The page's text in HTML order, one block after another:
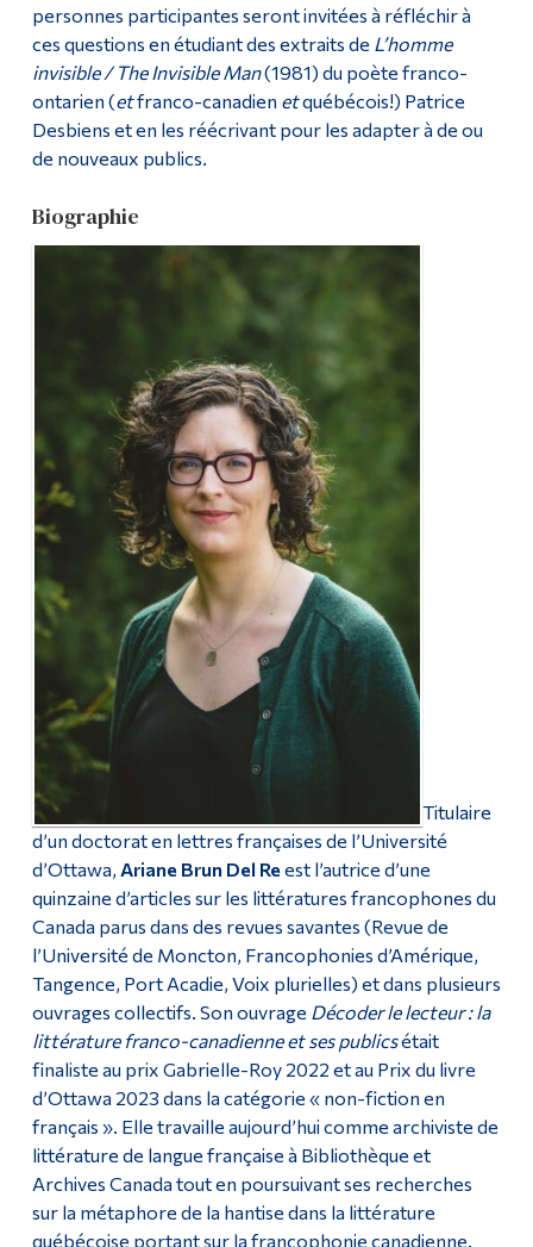
personnes participantes seront invitées à réfléchir à
ces questions en étudiant des extraits de L’homme
invisible / The Invisible Man(1981) du poète franco-
ontarien (etfranco-canadien etquébécois!) Patrice
Desbiens et en les réécrivant pour les adapter à de ou
de nouveaux publics.
Biographie
Titulaire
d’un doctorat en lettres françaises de l’Université
d’Ottawa, Ariane Brun Del Reest l’autrice d’une
quinzaine d’articles sur les littératures francophones du
Canada parus dans des revues savantes (Revue de
l’Université de Moncton, Francophonies d’Amérique,
Tangence, Port Acadie, Voix plurielles) et dans plusieurs
ouvrages collectifs. Son ouvrage Décoder le lecteur : la
littérature franco-canadienne et ses publicsétait
finaliste au prix Gabrielle-Roy 2022 et au Prix du livre
d’Ottawa 2023 dans la catégorie « non-fiction en
français ». Elle travaille aujourd’hui comme archiviste de
littérature de langue française à Bibliothèque et
Archives Canada tout en poursuivant ses recherches
sur la métaphore de la hantise dans la littérature
québécoise portant sur la francophonie canadienne.